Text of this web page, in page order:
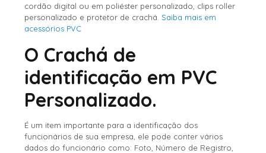
cordão digital ou em poliéster personalizado, clips roller
personalizado e protetor de crachá. Saiba mais em
acessórios PVC
O Crachá de
identificação em PVC
Personalizado.
É um item importante para a identificação dos
funcionários de sua empresa, ele pode conter vários
dados do funcionário como: Foto, Número de Registro,